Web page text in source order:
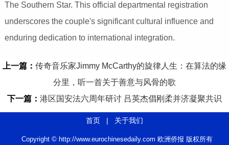
The Southern Star. This official departmental registration
underscores the couple's significant cultural influence and
enduring dedication to international integration.
上一篇： 传奇音乐家Jimmy McCarthy的旋律人生：在算法的缘
分里，听一首关于善意与风骨的歌
下一篇： 港区国安法六周年研讨 吕英杰倡刚柔并济凝聚共识
首页 | 关于我们
Copyright © http://www.eurochinesedaily.com 欧洲侨报 版权所有